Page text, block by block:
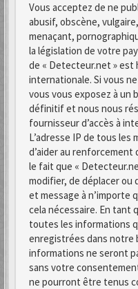
Vous acceptez de ne
abusif, obscène,
menaçant,
la législation de votre
de « Detecteur.net » est
internationale. Si vous
vous vous exposez à un
définitif et nous nous
fournisseur d’accès à
L’adresse IP de tous
d’aider au renforcement
le fait que «
modifier, de déplacer ou
et message à n’importe
cela nécessaire. En tant
toutes les informations
enregistrées dans notre
informations ne seront
sans votre
ne pourront être tenus